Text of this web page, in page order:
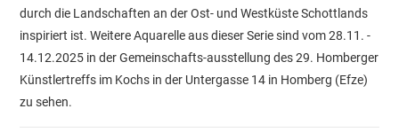
durch die Landschaften an der Ost- und Westküste Schottlands
inspiriert ist. Weitere Aquarelle aus dieser Serie sind vom 28.11. -
14.12.2025 in der Gemeinschafts-ausstellung des 29. Homberger
Künstlertreffs im Kochs in der Untergasse 14 in Homberg (Efze)
zu sehen.